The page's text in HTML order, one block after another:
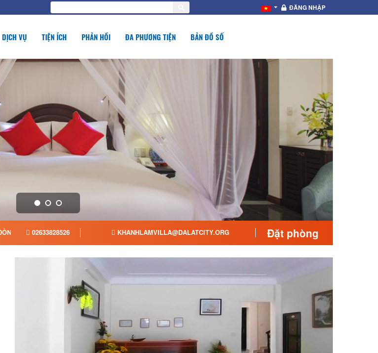
ĐĂNG NHẬP
DỊCH VỤ TIỆN ÍCH PHẢN HỒI ĐA PHƯƠNG TIỆN BẢN ĐỒ SỐ
02633828526 KHANHLAMVILLA@DALATCITY.ORG Đặt phòng
thể dục, sân golf (trong vòng 3 km), sân vườn. Khi bạn tìm kiếm chỗ
tạm trú thoải mái và tiện nghi ở Đà Lạt, hãy bắt đầu cuộc hành trình
đến Biệt Thự Du Lịch Khánh Lâm.